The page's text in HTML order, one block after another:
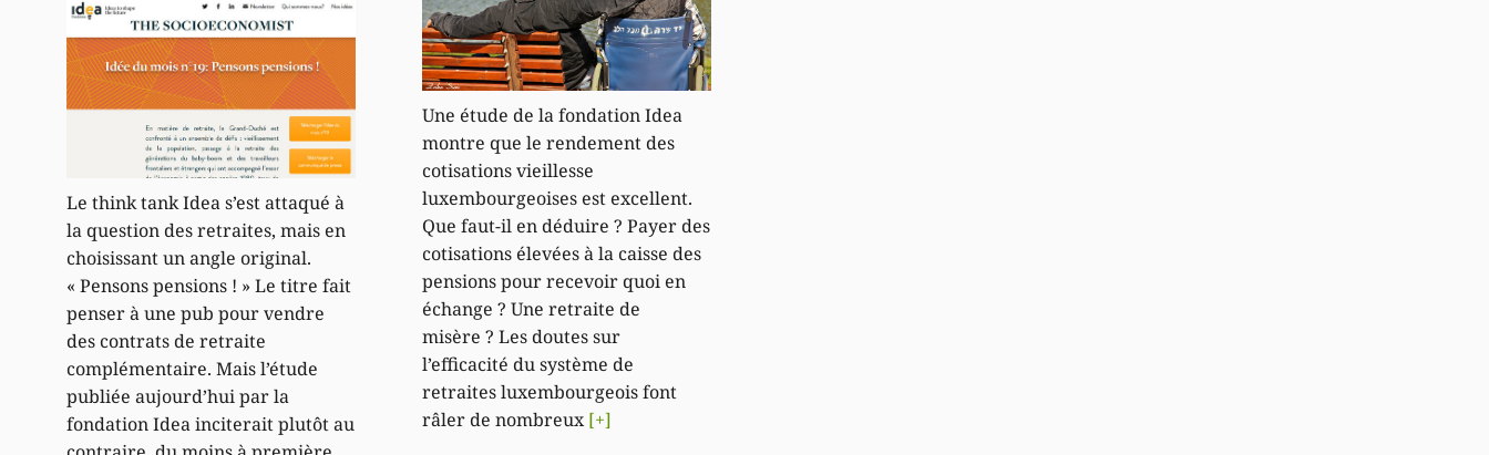
Le think tank Idea s’est attaqué à
la question des retraites, mais en
choisissant un angle original.
« Pensons pensions ! » Le titre fait
penser à une pub pour vendre
des contrats de retraite
complémentaire. Mais l’étude
publiée aujourd’hui par la
fondation Idea inciterait plutôt au
Une étude de la fondation Idea
montre que le rendement des
cotisations vieillesse
luxembourgeoises est excellent.
Que faut-il en déduire ? Payer des
cotisations élevées à la caisse des
pensions pour recevoir quoi en
échange ? Une retraite de
misère ? Les doutes sur
l’efficacité du système de
retraites luxembourgeois font
râler de nombreux[+]